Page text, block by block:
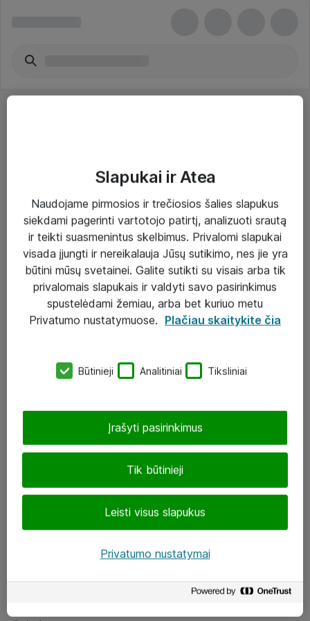
Paslaugos
Sprendimai
Įgyvendinti projektai
Atea ekspertų patarimai verslui
eShop@atea.lt
LinkedIn
Slapukai ir Atea
Naudojame pirmosios ir trečiosios šalies slapukus
siekdami pagerinti vartotojo patirtį, analizuoti srautą
ir teikti suasmenintus skelbimus. Privalomi slapukai
visada įjungti ir nereikalauja Jūsų sutikimo, nes jie yra
būtini mūsų svetainei. Galite sutikti su visais arba tik
privalomais slapukais ir valdyti savo pasirinkimus
spustelėdami žemiau, arba bet kuriuo metu
Privatumo nustatymuose. Plačiau skaitykite čia
Būtinieji Analitiniai Tiksliniai
Tik būtinieji
Leisti visus slapukus
Įrašyti pasirinkimus
Privatumo nustatymai